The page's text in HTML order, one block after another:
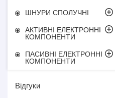
ШНУРИ СПОЛУЧНІ
АКТИВНІ ЕЛЕКТРОННІ
КОМПОНЕНТИ
ПАСИВНІ ЕЛЕКТРОННІ
КОМПОНЕНТИ
Відгуки